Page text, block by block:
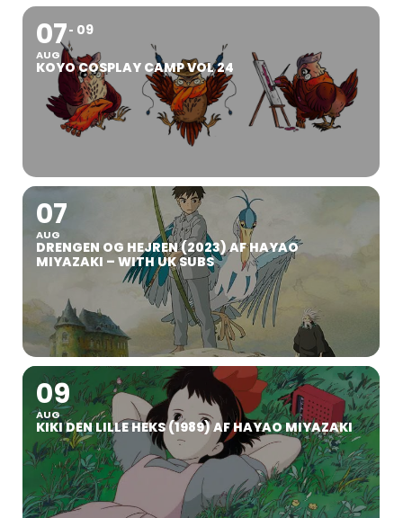
07
AUG
09
KOYO COSPLAY CAMP VOL 24
07
AUG
DRENGEN OG HEJREN (2023) AF HAYAO
MIYAZAKI – WITH UK SUBS
09
AUG
KIKI DEN LILLE HEKS (1989) AF HAYAO MIYAZAKI